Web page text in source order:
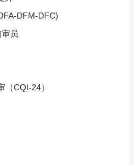
DFM-DFC)
员
CQI-24）